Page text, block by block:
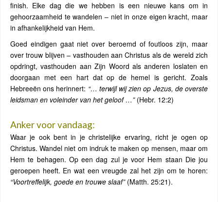
finish. Elke dag die we hebben is een nieuwe kans om in
gehoorzaamheid te wandelen – niet in onze eigen kracht, maar
in afhankelijkheid van Hem.
Goed eindigen gaat niet over beroemd of foutloos zijn, maar
over trouw blijven – vasthouden aan Christus als de wereld zich
opdringt, vasthouden aan Zijn Woord als anderen loslaten en
doorgaan met een hart dat op de hemel is gericht. Zoals
Hebreeën ons herinnert: “… terwijl wij zien op Jezus, de overste
leidsman en voleinder van het geloof …”(Hebr. 12:2)
Anker voor vandaag:
Waar je ook bent in je christelijke ervaring, richt je ogen op
Christus. Wandel niet om indruk te maken op mensen, maar om
Hem te behagen. Op een dag zul je voor Hem staan Die jou
geroepen heeft. En wat een vreugde zal het zijn om te horen:
“Voortreffelijk, goede en trouwe slaaf”(Matth. 25:21).